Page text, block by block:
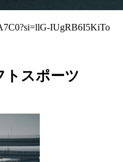
IUgRB6I5KiTo
トスポーツ